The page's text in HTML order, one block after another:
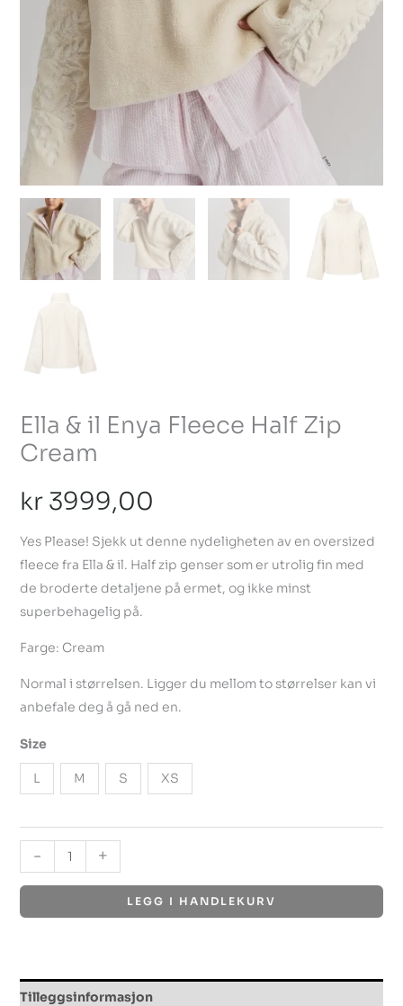
Ella & il Enya Fleece Half Zip
Cream
kr3999,00
Yes Please! Sjekk ut denne nydeligheten av en oversized
fleece fra Ella & il. Half zip genser som er utrolig fin med
de broderte detaljene på ermet, og ikke minst
superbehagelig på.
Farge: Cream
Normal i størrelsen. Ligger du mellom to størrelser kan vi
anbefale deg å gå ned en.
Size
L M S XS
- +
LEGG I HANDLEKURV
Tilleggsinformasjon